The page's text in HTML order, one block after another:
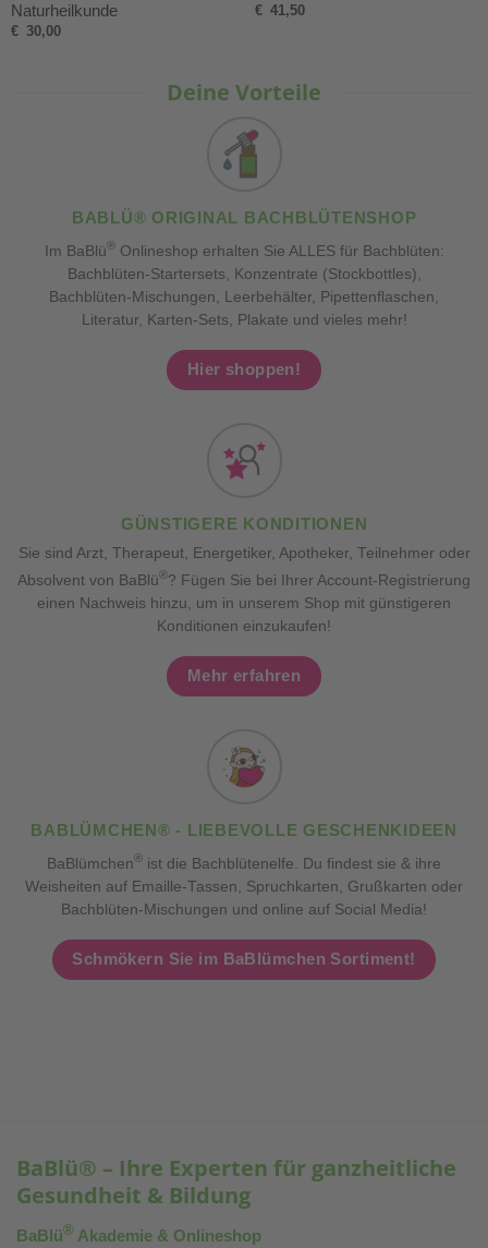
Naturheilkunde
€ 30,00
€ 41,50
Deine Vorteile
BABLÜ® ORIGINAL BACHBLÜTENSHOP
Im BaBlü®Onlineshop erhalten Sie ALLES für Bachblüten:
Bachblüten-Startersets, Konzentrate (Stockbottles),
Bachblüten-Mischungen, Leerbehälter, Pipettenflaschen,
Literatur, Karten-Sets, Plakate und vieles mehr!
Hier shoppen!
GÜNSTIGERE KONDITIONEN
Sie sind Arzt, Therapeut, Energetiker, Apotheker, Teilnehmer oder
Absolvent von BaBlü®? Fügen Sie bei Ihrer Account-Registrierung
einen Nachweis hinzu, um in unserem Shop mit günstigeren
Konditionen einzukaufen!
Mehr erfahren
BABLÜMCHEN® - LIEBEVOLLE GESCHENKIDEEN
BaBlümchen® ist die Bachblütenelfe. Du findest sie & ihre
Weisheiten auf Emaille-Tassen, Spruchkarten, Grußkarten oder
Bachblüten-Mischungen und online auf Social Media!
Schmökern Sie im BaBlümchen Sortiment!
BaBlü® – Ihre Experten für ganzheitliche
Gesundheit & Bildung
BaBlü® Akademie & Onlineshop